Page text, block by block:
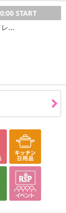
START
...